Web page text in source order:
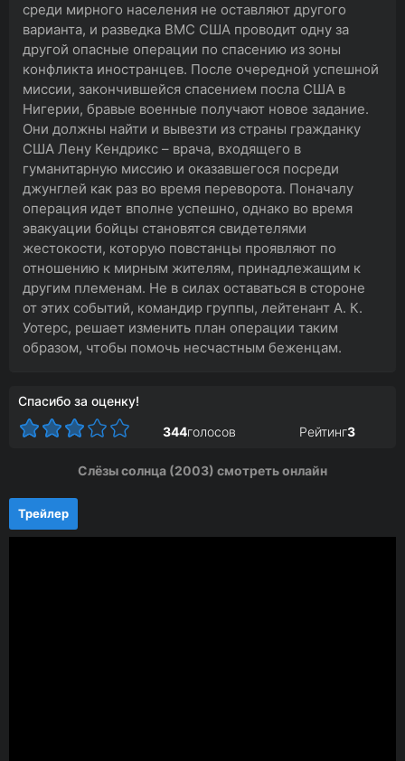
среди мирного населения не оставляют другого
варианта, и разведка ВМС США проводит одну за
другой опасные операции по спасению из зоны
конфликта иностранцев. После очередной успешной
миссии, закончившейся спасением посла США в
Нигерии, бравые военные получают новое задание.
Они должны найти и вывезти из страны гражданку
США Лену Кендрикс – врача, входящего в
гуманитарную миссию и оказавшегося посреди
джунглей как раз во время переворота. Поначалу
операция идет вполне успешно, однако во время
эвакуации бойцы становятся свидетелями
жестокости, которую повстанцы проявляют по
отношению к мирным жителям, принадлежащим к
другим племенам. Не в силах оставаться в стороне
от этих событий, командир группы, лейтенант А. К.
Уотерс, решает изменить план операции таким
образом, чтобы помочь несчастным беженцам.
Спасибо за оценку!
344голосов Рейтинг3
Слёзы солнца (2003) смотреть онлайн
Трейлер